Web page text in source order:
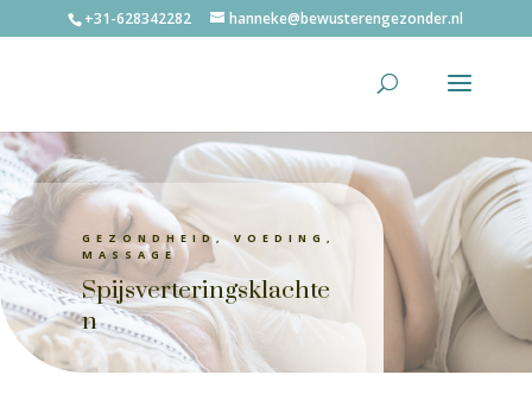
+31-628342282 hanneke@bewusterengezonder.nl
GEZONDHEID, VOEDING,
MASSAGE
Spijsverteringsklachte
n